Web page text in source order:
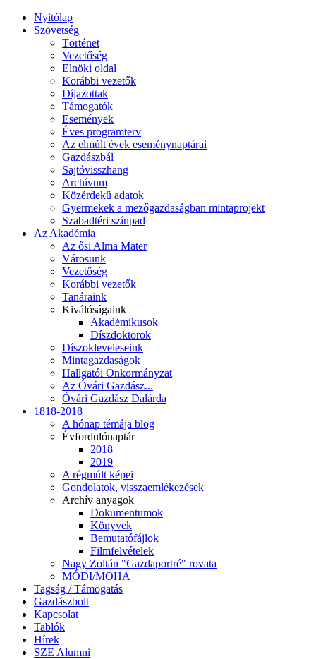
Nyitólap
Szövetség
Történet
Vezetőség
Elnöki oldal
Korábbi vezetők
Díjazottak
Támogatók
Események
Éves programterv
Az elmúlt évek eseménynaptárai
Gazdászbál
Sajtóvisszhang
Archívum
Közérdekű adatok
Gyermekek a mezőgazdaságban mintaprojekt
Szabadtéri színpad
Az Akadémia
Az ősi Alma Mater
Városunk
Vezetőség
Korábbi vezetők
Tanáraink
Kiválóságaink
Akadémikusok
Díszdoktorok
Díszokleveleseink
Mintagazdaságok
Hallgatói Önkormányzat
Az Óvári Gazdász...
Óvári Gazdász Dalárda
1818-2018
A hónap témája blog
Évfordulónaptár
2018
2019
A régmúlt képei
Gondolatok, visszaemlékezések
Archív anyagok
Dokumentumok
Könyvek
Bemutatófájlok
Filmfelvételek
Nagy Zoltán "Gazdaportré" rovata
MÓDI/MOHA
Tagság / Támogatás
Gazdászbolt
Kapcsolat
Tablók
Hírek
SZE Alumni